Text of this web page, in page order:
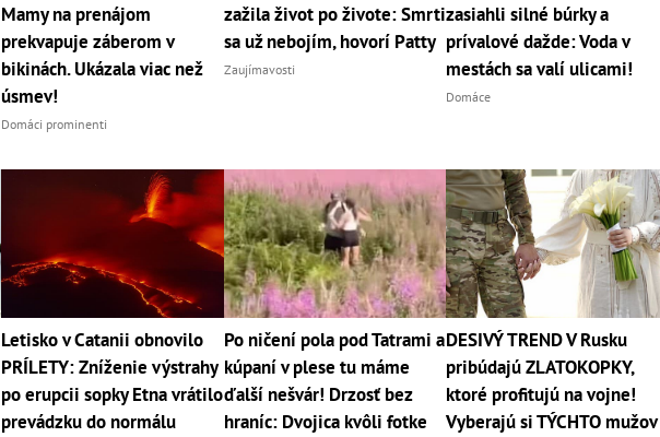
Mamy na prenájom
prekvapuje záberom v
bikinách. Ukázala viac než
úsmev!
Domáci prominenti
zažila život po živote: Smrti
sa už nebojím, hovorí Patty
Zaujímavosti
zasiahli silné búrky a
prívalové dažde: Voda v
mestách sa valí ulicami!
Domáce
Letisko v Catanii obnovilo
PRÍLETY: Zníženie výstrahy
po erupcii sopky Etna vrátilo
prevádzku do normálu
Po ničení pola pod Tatrami a
kúpaní v plese tu máme
ďalší nešvár! Drzosť bez
hraníc: Dvojica kvôli fotke
DESIVÝ TREND V Rusku
pribúdajú ZLATOKOPKY,
ktoré profitujú na vojne!
Vyberajú si TÝCHTO mužov